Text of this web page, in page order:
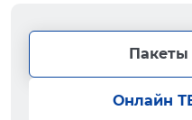
Пакеты
Онлайн